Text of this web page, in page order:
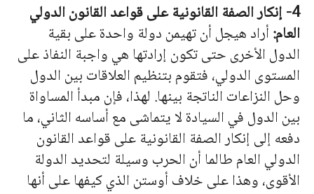
4- إنكار الصفة القانونية على قواعد القانون الدولي
العام:أراد هيجل أن تهيمن دولة واحدة على بقية
الدول الأخرى حتى تكون إرادتها هي واجبة النفاذ على
المستوى الدولي، فتقوم بتنظيم العلاقات بين الدول
وحل النزاعات الناتجة بينها. لهذا، فإن مبدأ المساواة
بين الدول في السيادة لا يتماشى مع أساسه الثاني، ما
دفعه إلى إنكار الصفة القانونية على قواعد القانون
الدولي العام طالما أن الحرب وسيلة لتحديد الدولة
الأقوى، وهذا على خلاف أوستن الذي كيفها على أنها